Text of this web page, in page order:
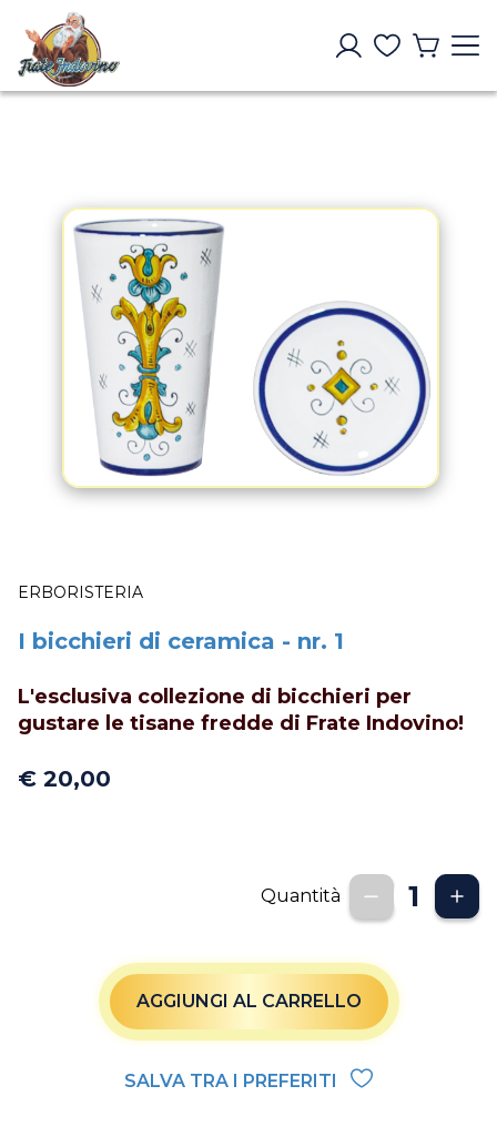
ERBORISTERIA
I bicchieri di ceramica - nr. 1
L'esclusiva collezione di bicchieri per
gustare le tisane fredde di Frate Indovino!
€ 20,00
Quantità
AGGIUNGI AL CARRELLO
SALVA TRA I PREFERITI